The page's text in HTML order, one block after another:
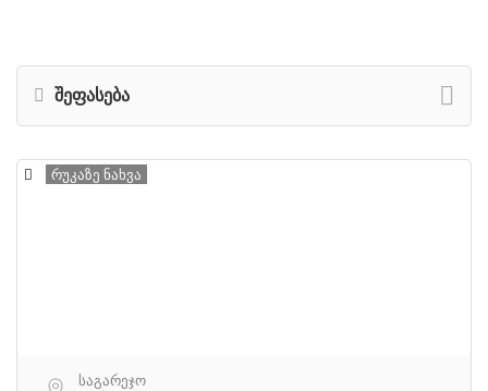
შეფასება
რუკაზე ნახვა
საგარეჯო